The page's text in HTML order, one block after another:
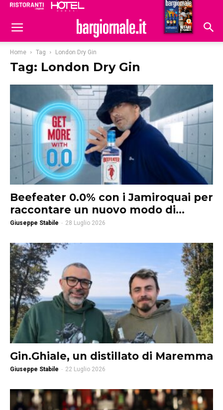
Hoteldomani
Home Tag London Dry Gin
Tag: London Dry Gin
Beefeater 0.0% con i Jamiroquai per
raccontare un nuovo modo di...
Giuseppe Stabile - 28 Luglio 2026
Gin.Ghiale, un distillato di Maremma
Giuseppe Stabile - 22 Luglio 2026